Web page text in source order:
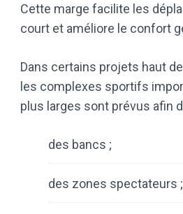
Cette marge facilite les
court et améliore le confort
Dans certains projets haut
les complexes sportifs
plus larges sont prévus afin
des bancs ;
des zones spectateurs ;